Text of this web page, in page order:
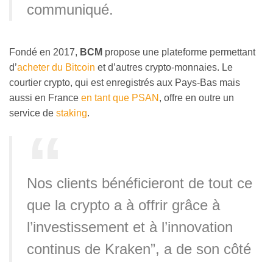
communiqué.
Fondé en 2017, BCM propose une plateforme permettant
d’acheter du Bitcoin et d’autres crypto-monnaies. Le
courtier crypto, qui est enregistrés aux Pays-Bas mais
aussi en France en tant que PSAN , offre en outre un
service de staking.
Nos clients bénéficieront de tout ce
que la crypto a à offrir grâce à
l’investissement et à l’innovation
continus de Kraken”, a de son côté